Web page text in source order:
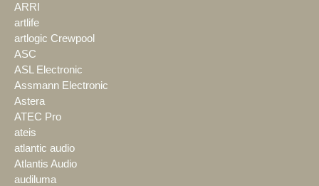
ARRI
artlife
artlogic Crewpool
ASC
ASL Electronic
Assmann Electronic
Astera
ATEC Pro
ateis
atlantic audio
Atlantis Audio
audiluma